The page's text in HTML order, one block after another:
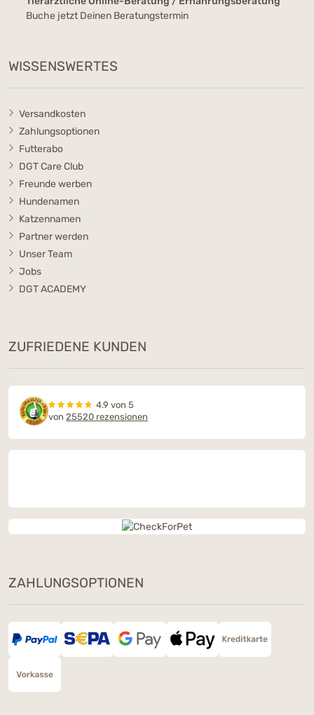
Buche jetzt Deinen Beratungstermin
WISSENSWERTES
Versandkosten
Zahlungsoptionen
Futterabo
DGT Care Club
Freunde werben
Hundenamen
Katzennamen
Partner werden
Unser Team
Jobs
DGT ACADEMY
ZUFRIEDENE KUNDEN
4.9 von 5
von 25520 rezensionen
ZAHLUNGSOPTIONEN